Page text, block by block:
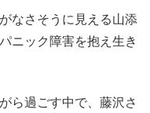
なさそうに見える山添
ニック障害を抱え生き
ら過ごす中で、藤沢さ